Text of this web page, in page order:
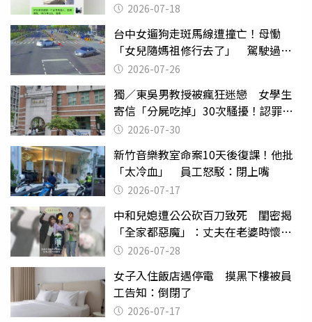
2026-07-18
台中女遛狗走斑馬線遭撞亡！母慟
「女兒隨媽祖修行去了」 駕駛過失
致死判9月
2026-07-26
獨／東吳男教授被瘋狂迷戀 女學生
寄信「分屍吃掉」30次騷擾！認罪免
關 2026-07-30
新竹音樂教室命案10天後復課！他批
「太冷血」 員工怒駁：閉上嘴
2026-07-17
中和兒媳遭公公砍百刀致死 閨密揭
「全家都惡魔」：丈夫在老婆時懷孕
摔東西
2026-07-28
女子入住飯店遇停電 摸黑下樓被員
工告知：倒閉了
2026-07-17